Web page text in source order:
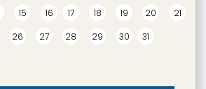
15 16 17 18 19 20
21
26 27 28 29 30 31